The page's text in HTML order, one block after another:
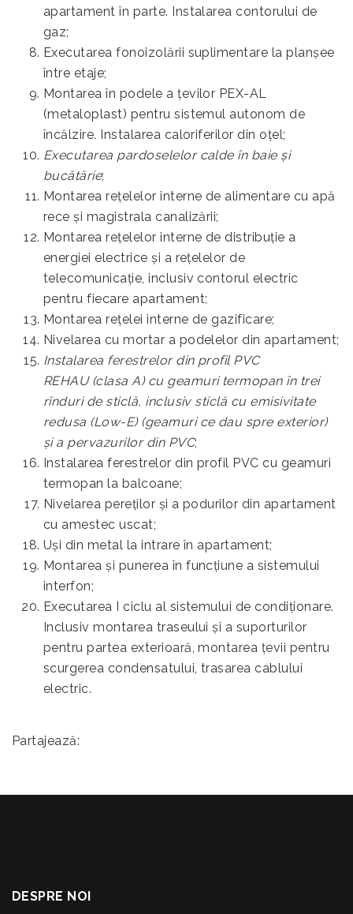
apartament în parte. Instalarea contorului de
gaz;
Executarea fonoizolării suplimentare la planșee
între etaje;
Montarea în podele a ţevilor PEX-AL
(metaloplast) pentru sistemul autonom de
încălzire. Instalarea caloriferilor din oţel;
Executarea pardoselelor calde în baie și
bucătărie;
Montarea reţelelor interne de alimentare cu apă
rece și magistrala canalizării;
Montarea reţelelor interne de distribuţie a
energiei electrice şi a reţelelor de
telecomunicaţie, inclusiv contorul electric
pentru fiecare apartament;
Montarea reţelei interne de gazificare;
Nivelarea cu mortar a podelelor din apartament;
Instalarea ferestrelor din profil PVC
REHAU (clasa A) cu geamuri termopan în trei
rînduri de sticlă, inclusiv sticlă cu emisivitate
redusa (Low-E) (geamuri ce dau spre exterior)
şi a pervazurilor din PVC;
Instalarea ferestrelor din profil PVC cu geamuri
termopan la balcoane;
Nivelarea pereţilor şi a podurilor din apartament
cu amestec uscat;
Uşi din metal la intrare în apartament;
Montarea şi punerea în funcţiune a sistemului
interfon;
Executarea I ciclu al sistemului de condiționare.
Inclusiv montarea traseului și a suporturilor
pentru partea exterioară, montarea țevii pentru
scurgerea condensatului, trasarea cablului
electric.
Partajează:
DESPRE NOI